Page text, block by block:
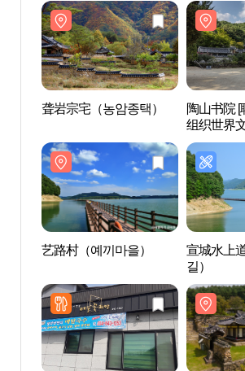
聋岩宗宅（농암종택）
陶山书院
组织世界
서원 [유
유산])
艺路村（예끼마을）
宣城水上
길）